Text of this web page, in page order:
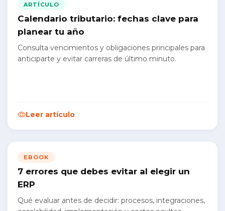
ARTÍCULO
Calendario tributario: fechas clave para
planear tu año
Consulta vencimientos y obligaciones principales para
anticiparte y evitar carreras de último minuto.
Leer artículo
EBOOK
7 errores que debes evitar al elegir un
ERP
Qué evaluar antes de decidir: procesos, integraciones,